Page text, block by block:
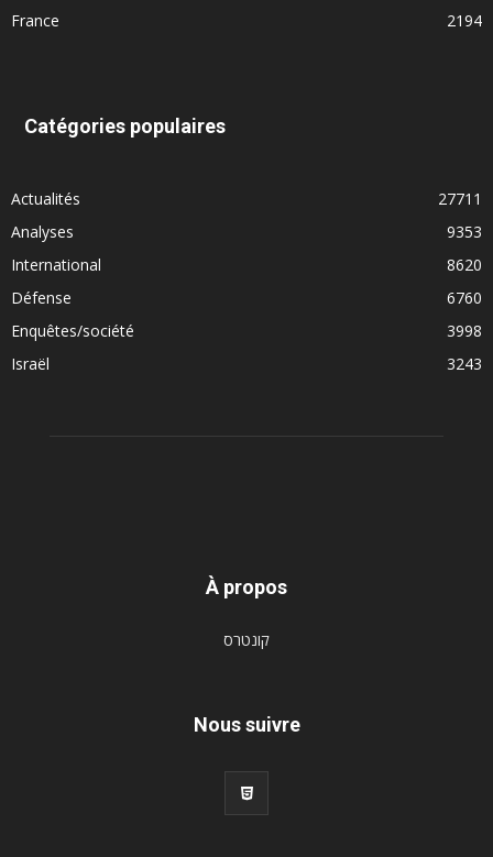
France
2194
Catégories populaires
Actualités
27711
Analyses
9353
International
8620
Défense
6760
Enquêtes/société
3998
Israël
3243
À propos
קונטרס
Nous suivre